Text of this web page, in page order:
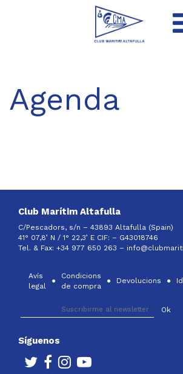
Agenda
Club Marítim Altafulla
C/Pescadors, s/n – 43893 Altafulla (Spain)
41° 07,8’ N / 1° 22,3’ E CIF: – G43018746
Tel. & Fax: +34 977 650 263 –
Avís
legal
Condicions
de compra
Devolucions
Síguenos